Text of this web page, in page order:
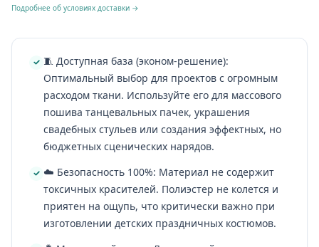
Подробнее об условиях доставки →
🧵 Доступная база (эконом-решение):
Оптимальный выбор для проектов с огромным
расходом ткани. Используйте его для массового
пошива танцевальных пачек, украшения
свадебных стульев или создания эффектных, но
бюджетных сценических нарядов.
☁️ Безопасность 100%: Материал не содержит
токсичных красителей. Полиэстер не колется и
приятен на ощупь, что критически важно при
изготовлении детских праздничных костюмов.